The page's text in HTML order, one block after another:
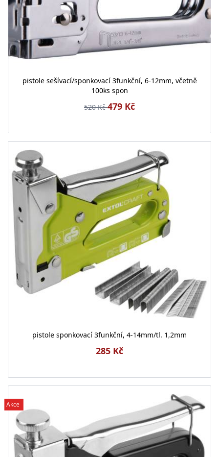
pistole sešívací/sponkovací 3funkční, 6-12mm, včetně
100ks spon
520 Kč479 Kč
pistole sponkovací 3funkční, 4-14mm/tl. 1,2mm
285 Kč
Akce